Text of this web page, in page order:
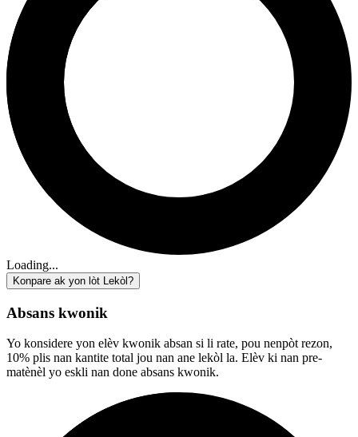
Loading...
Konpare ak yon lòt Lekòl?
Absans kwonik
Yo konsidere yon elèv kwonik absan si li rate, pou nenpòt rezon,
10% plis nan kantite total jou nan ane lekòl la. Elèv ki nan pre-
matènèl yo eskli nan done absans kwonik.